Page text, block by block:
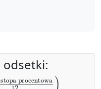
odsetki:
procentowa